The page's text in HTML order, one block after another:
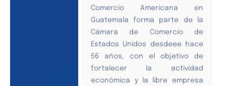
Comercio Americana en
Guatemala forma parte de la
Cámara de Comercio de
Estados Unidos desdeee hace
56 años, con el objetivo de
fortalecer la actividad
económica y la libre empresa